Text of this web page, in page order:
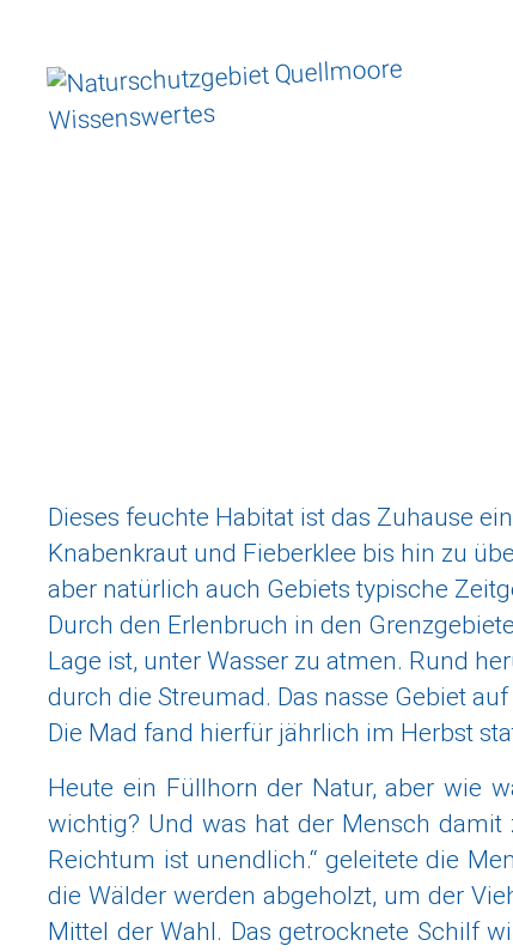
Dieses feuchte Habitat ist das Zuhause
Knabenkraut und Fieberklee bis hin zu
aber natürlich auch Gebiets typische
Durch den Erlenbruch in den
Lage ist, unter Wasser zu atmen. Rund
durch die Streumad. Das nasse Gebiet
Die Mad fand hierfür jährlich im Herbst
Heute ein Füllhorn der Natur, aber wie
wichtig? Und was hat der Mensch damit
Reichtum ist unendlich.“ geleitete die
die Wälder werden abgeholzt, um der
Mittel der Wahl. Das getrocknete Schilf